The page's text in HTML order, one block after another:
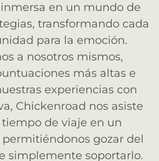
en un mundo de
transformando cada
para la emoción.
a nosotros mismos,
más altas e
experiencias con
Chickenroad nos asiste
de viaje en un
gozar del
simplemente soportarlo.